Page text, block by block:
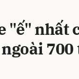
"ế" nhất